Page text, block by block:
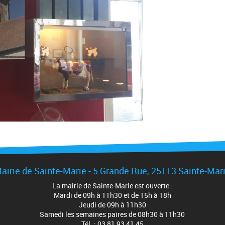
de Sainte-Marie - 5 Grande Rue, 25113 Sainte-
La mairie de Sainte-Marie est ouverte :
Mardi de 09h à 11h30 et de 15h à 18h
Jeudi de 09h à 11h30
Samedi les semaines paires de 08h30 à 11h30